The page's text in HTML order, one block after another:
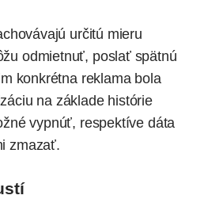
určitú mieru
odmietnuť, poslať spätnú
konkrétna reklama bola
na základe histórie
vypnúť, respektíve dáta
zmazať.